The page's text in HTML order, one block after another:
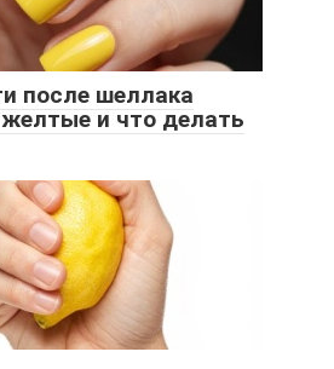
после шеллака
и что делать